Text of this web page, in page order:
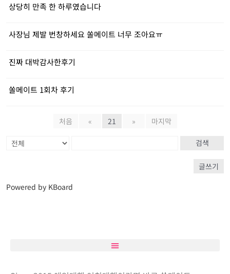
상당히 만족 한 하루였습니다
사장님 제발 번창하세요 쏠메이트 너무 조아요ㅠ
진짜 대박감사한후기
쏠메이트 1회차 후기
처음 « 21 » 마지막
검색
글쓰기
Powered by KBoard